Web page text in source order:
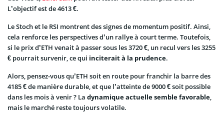
L’objectif est de 4613 €.
Le Stoch et le RSI montrent des signes de momentum positif. Ainsi,
cela renforce les perspectives d’un rallye à court terme. Toutefois,
si le prix d’ETH venait à passer sous les 3720 €, un recul vers les 3255
€ pourrait survenir, ce qui inciterait à la prudence.
Alors, pensez-vous qu’ETH soit en route pour franchir la barre des
4185 € de manière durable, et que l’atteinte de 9000 € soit possible
dans les mois à venir ? La dynamique actuelle semble favorable,
mais le marché reste toujours volatile.